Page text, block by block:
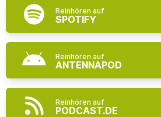
Reinhören auf
SPOTIFY
Reinhören auf
ANTENNAPOD
Reinhören auf
PODCAST.DE